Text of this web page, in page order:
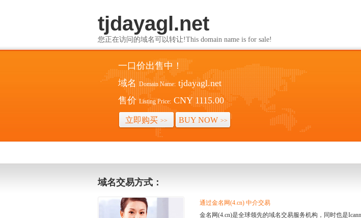
tjdayagl.net
您正在访问的域名可以转让!This domain name is for sale!
一口价出售中！
域名 Domain Name: tjdayagl.net
售价 Listing Price: CNY 1115.00
立即购买 >> BUY NOW >>
域名交易方式：
通过金名网(4.cn) 中介交易
金名网(4.cn)是全球领先的域名交易服务机构，同时也是